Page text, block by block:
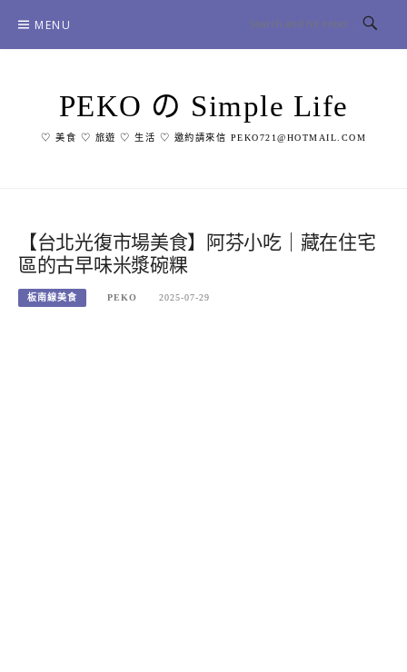
content
MENU
PEKO の Simple Life
♡ 美食 ♡ 旅遊 ♡ 生活 ♡ 邀約請來信 PEKO721@HOTMAIL.COM
【台北光復市場美食】阿芬小吃｜藏在住宅
區的古早味米漿碗粿
板南線美食 PEKO 2025-07-29